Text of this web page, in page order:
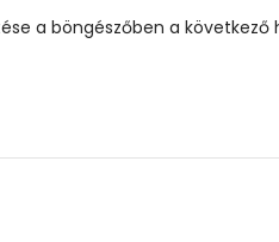
a böngészőben a következő